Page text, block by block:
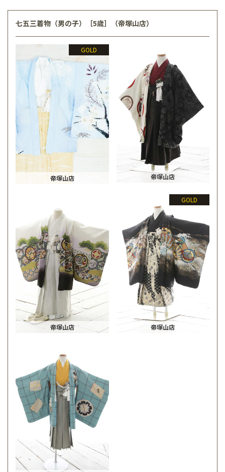
七五三着物（男の子）［5歳］（帝塚山店）
GOLD
帝塚山店 帝塚山店
帝塚山店
GOLD
帝塚山店